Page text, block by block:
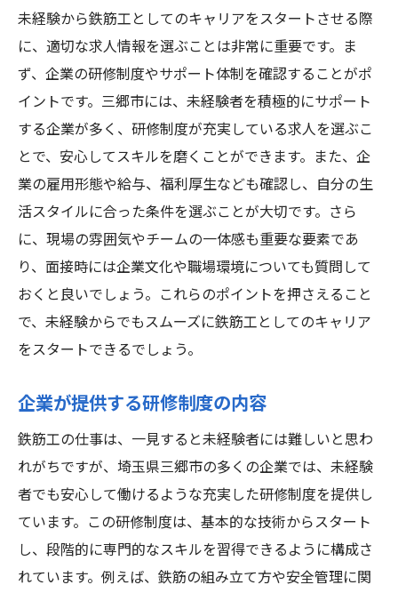
未経験から鉄筋工としてのキャリアをスタートさせる際
に、適切な求人情報を選ぶことは非常に重要です。ま
ず、企業の研修制度やサポート体制を確認することがポ
イントです。三郷市には、未経験者を積極的にサポート
する企業が多く、研修制度が充実している求人を選ぶこ
とで、安心してスキルを磨くことができます。また、企
業の雇用形態や給与、福利厚生なども確認し、自分の生
活スタイルに合った条件を選ぶことが大切です。さら
に、現場の雰囲気やチームの一体感も重要な要素であ
り、面接時には企業文化や職場環境についても質問して
おくと良いでしょう。これらのポイントを押さえること
で、未経験からでもスムーズに鉄筋工としてのキャリア
をスタートできるでしょう。
企業が提供する研修制度の内容
鉄筋工の仕事は、一見すると未経験者には難しいと思わ
れがちですが、埼玉県三郷市の多くの企業では、未経験
者でも安心して働けるような充実した研修制度を提供し
ています。この研修制度は、基本的な技術からスタート
し、段階的に専門的なスキルを習得できるように構成さ
れています。例えば、鉄筋の組み立て方や安全管理に関